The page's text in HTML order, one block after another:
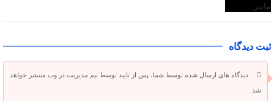
ثبت دیدگاه
دیدگاه های ارسال شده توسط شما، پس از تایید توسط تیم مدیریت در وب منتشر خواهد
شد.